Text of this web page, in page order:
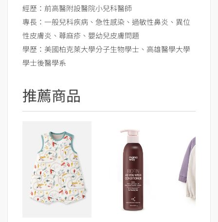
經歷：前高醫附設醫院小兒科醫師
專長：一般兒科疾病、急性感染、過敏性鼻炎、異位
性皮膚炎、蕁麻疹、嬰幼兒皮膚問題
學歷：美國柏克萊大學分子生物學士、高雄醫學大學
學士後醫學系
推薦商品